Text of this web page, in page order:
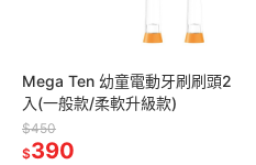
Mega Ten 幼童電動牙刷刷頭2
入(一般款/柔軟升級款)
$450
$390